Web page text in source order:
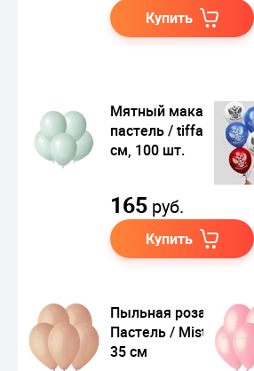
Купить
Мятный макаронс,
пастель / tiffany, 12,5
см, 100 шт.
165 руб.
Купить
Пыльная роза 99,
Пастель / Misty Rose
35 см